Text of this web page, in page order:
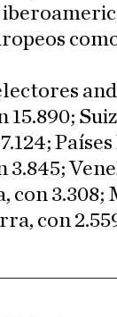
15.890;
3.845;
con 3.308;
con